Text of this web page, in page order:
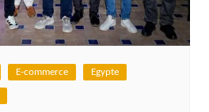
E-commerce Egypte